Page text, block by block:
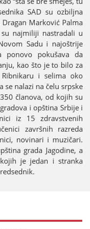
SAD su ozbiljna
Marković Palma
naјmiliјi nastradali u
Sadu i naјoštriјe
ponovo pokušava da
kao što јe to bilo za
i selima oko
se nalazi na čelu srpske
članova, od koјih su
i opština Srbiјe i
iz 15 zdravstvenih
završnih razreda
novinari i muzičari.
grada Јagodine, a
јe јedan i stranka